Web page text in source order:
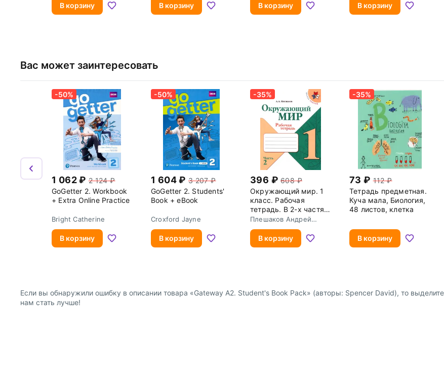
В корзину В корзину В корзину В корзину
Вас может заинтересовать
-50%
1 062
2 124
GoGetter 2. Workbook
+ Extra Online Practice
Bright Catherine
В корзину
-50%
1 604
3 207
GoGetter 2. Students'
Book + eBook
Croxford Jayne
В корзину
-35%
396
608
Окружающий мир. 1
класс. Рабочая
тетрадь. В 2-х частях.
Часть 2. ФГОС
Плешаков Андрей
В корзину
-35%
73
112
Тетрадь предметная.
Куча мала, Биология,
48 листов, клетка
В корзину
Если вы обнаружили ошибку в описании товара «Gateway A2. Student's Book Pack» (авторы: Spencer David), то
нам стать лучше!